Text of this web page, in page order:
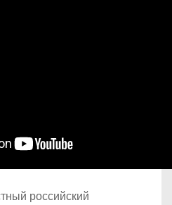
российский